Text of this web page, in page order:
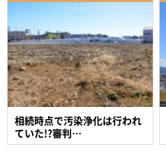
相続時点で汚染浄化は行われ
ていた!?審判…